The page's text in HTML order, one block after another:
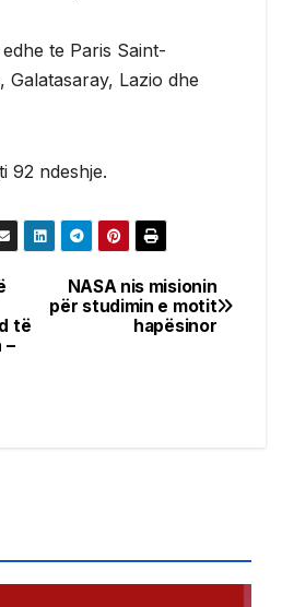
te Paris Saint-
Galatasaray, Lazio dhe
92 ndeshje.
NASA nis misionin
për studimin e motit
hapësinor
të
–